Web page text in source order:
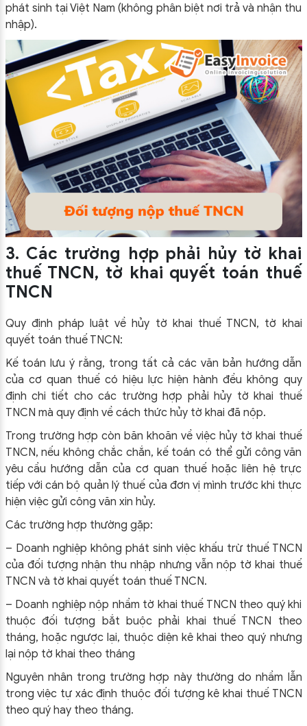
phát sinh tại Việt Nam (không phân biệt nơi trả và nhận thu
nhập).
3. Các trường hợp phải hủy tờ khai
thuế TNCN, tờ khai quyết toán thuế
TNCN
Quy định pháp luật về hủy tờ khai thuế TNCN, tờ khai
quyết toán thuế TNCN:
Kế toán lưu ý rằng, trong tất cả các văn bản hướng dẫn
của cơ quan thuế có hiệu lực hiện hành đều không quy
định chi tiết cho các trường hợp phải hủy tờ khai thuế
TNCN mà quy định về cách thức hủy tờ khai đã nộp.
Trong trường hợp còn băn khoăn về việc hủy tờ khai thuế
TNCN, nếu không chắc chắn, kế toán có thể gửi công văn
yêu cầu hướng dẫn của cơ quan thuế hoặc liên hệ trực
tiếp với cán bộ quản lý thuế của đơn vị mình trước khi thực
hiện việc gửi công văn xin hủy.
Các trường hợp thường gặp:
– Doanh nghiệp không phát sinh việc khấu trừ thuế TNCN
của đối tượng nhận thu nhập nhưng vẫn nộp tờ khai thuế
TNCN và tờ khai quyết toán thuế TNCN.
– Doanh nghiệp nộp nhầm tờ khai thuế TNCN theo quý khi
thuộc đối tượng bắt buộc phải khai thuế TNCN theo
tháng, hoặc ngược lại, thuộc diện kê khai theo quý nhưng
lại nộp tờ khai theo tháng
Nguyên nhân trong trường hợp này thường do nhầm lẫn
trong việc tự xác định thuộc đối tượng kê khai thuế TNCN
theo quý hay theo tháng.